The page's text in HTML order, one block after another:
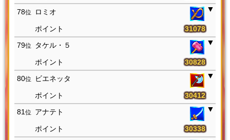
78位 ロミオ
31078
79位 タケル・５
30828
80位 ビエネッタ
30412
81 位 アナテト
30338